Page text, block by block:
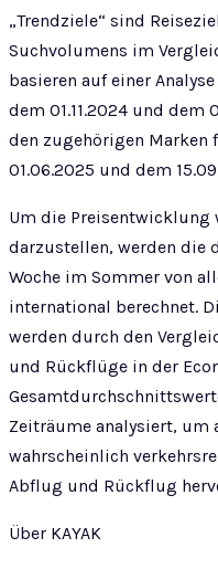
„Trendziele“ sind
Suchvolumens im
basieren auf einer
dem 01.11.2024 und dem
den zugehörigen Marken
01.06.2025 und dem
Um die Preisentwicklung
darzustellen, werden die
Woche im Sommer von
international berechnet.
werden durch den
und Rückflüge in der
Zeiträume analysiert, um
wahrscheinlich
Abflug und Rückflug
Über KAYAK